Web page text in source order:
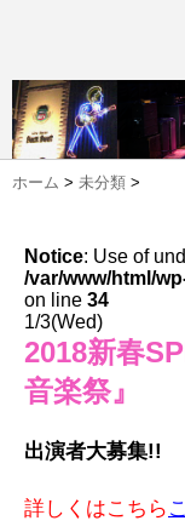
ホーム > 未分類 >
Notice: Use of
/var/www/html/
on line 34
1/3(Wed)
2018新春
音楽祭』
出演者大募集!!
詳しくはこちら